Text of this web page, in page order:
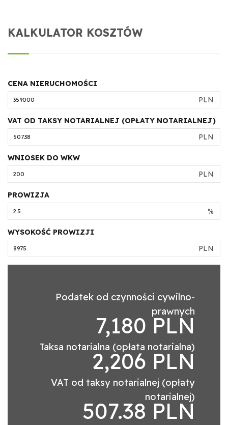
KALKULATOR KOSZTÓW
CENA NIERUCHOMOŚCI
PLN
VAT OD TAKSY NOTARIALNEJ (OPŁATY NOTARIALNEJ)
PLN
WNIOSEK DO WKW
PLN
PROWIZJA
%
WYSOKOŚĆ PROWIZJI
PLN
Podatek od czynności cywilno-
prawnych
7,180 PLN
Taksa notarialna (opłata notarialna)
2,206 PLN
VAT od taksy notarialnej (opłaty
notarialnej)
507.38 PLN